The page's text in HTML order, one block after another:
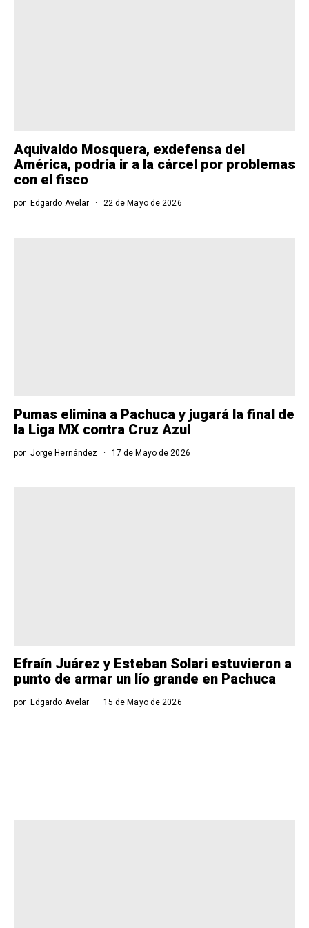
Aquivaldo Mosquera, exdefensa del
América, podría ir a la cárcel por problemas
con el fisco
por Edgardo Avelar 22 de Mayo de 2026
Pumas elimina a Pachuca y jugará la final de
la Liga MX contra Cruz Azul
por Jorge Hernández 17 de Mayo de 2026
Efraín Juárez y Esteban Solari estuvieron a
punto de armar un lío grande en Pachuca
por Edgardo Avelar 15 de Mayo de 2026